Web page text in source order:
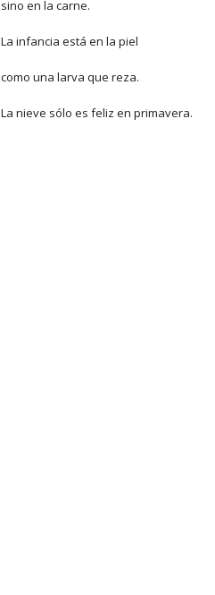
sino en la carne.
La infancia está en la piel
como una larva que reza.
La nieve sólo es feliz en primavera.